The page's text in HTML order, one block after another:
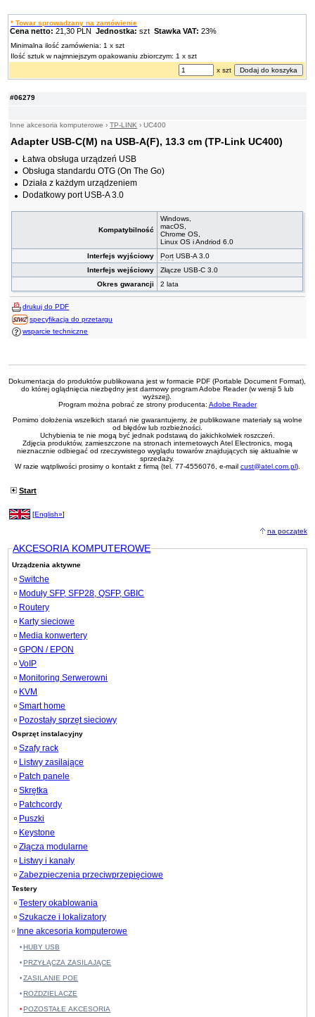
#06279
Inne akcesoria komputerowe ›TP-LINK ›UC400
Adapter USB-C(M) na USB-A(F), 13.3 cm (TP-Link UC400)
Łatwa obsługa urządzeń USB
Obsługa standardu OTG (On The Go)
Działa z każdym urządzeniem
Dodatkowy port USB-A 3.0
Kompatybilność
Windows,
macOS,
Chrome OS,
Linux OS i Andriod 6.0
Interfejs wyjściowy
Port USB-A 3.0
Interfejs wejściowy
Złącze USB-C 3.0
Okres gwarancji
2 lata
drukuj do PDF
specyfikacja do przetargu
wsparcie techniczne
* Towar sprowadzany na zamówienie
Cena netto: 21,30 PLNJednostka: sztStawka VAT: 23%
Minimalna ilość zamówienia: 1 x szt
Ilość sztuk w najmniejszym opakowaniu zbiorczym: 1 x szt
x szt
Dokumentacja do produktów publikowana jest w formacie PDF (Portable Document Format),
do której oglądnięcia niezbędny jest darmowy program Adobe Reader (w wersji 5 lub
wyższej).
Program można pobrać ze strony producenta: Adobe Reader
Pomimo dołożenia wszelkich starań nie gwarantujemy, że publikowane materiały są wolne
od błędów lub rozbieżności.
Uchybienia te nie mogą być jednak podstawą do jakichkolwiek roszczeń.
Zdjęcia produktów, zamieszczone na stronach internetowych Atel Electronics, mogą
nieznacznie odbiegać od rzeczywistego wyglądu towarów znajdujących się aktualnie w
sprzedaży.
W razie wątpliwości prosimy o kontakt z firmą (tel. 77-4556076, e-mail cust@atel.com.pl).
Start
[English»]
na początek
AKCESORIA KOMPUTEROWE
Urządzenia aktywne
Switche
Moduły SFP, SFP28, QSFP, GBIC
Routery
Karty sieciowe
Media konwertery
GPON / EPON
VoIP
Monitoring Serwerowni
KVM
Smart home
Pozostały sprzęt sieciowy
Osprzęt instalacyjny
Szafy rack
Listwy zasilające
Patch panele
Skrętka
Patchcordy
Puszki
Keystone
Złącza modularne
Listwy i kanały
Zabezpieczenia przeciwprzepięciowe
Testery
Testery okablowania
Szukacze i lokalizatory
Inne akcesoria komputerowe
HUBY USB
PRZYŁĄCZA ZASILAJĄCE
ZASILANIE POE
ROZDZIELACZE
POZOSTAŁE AKCESORIA